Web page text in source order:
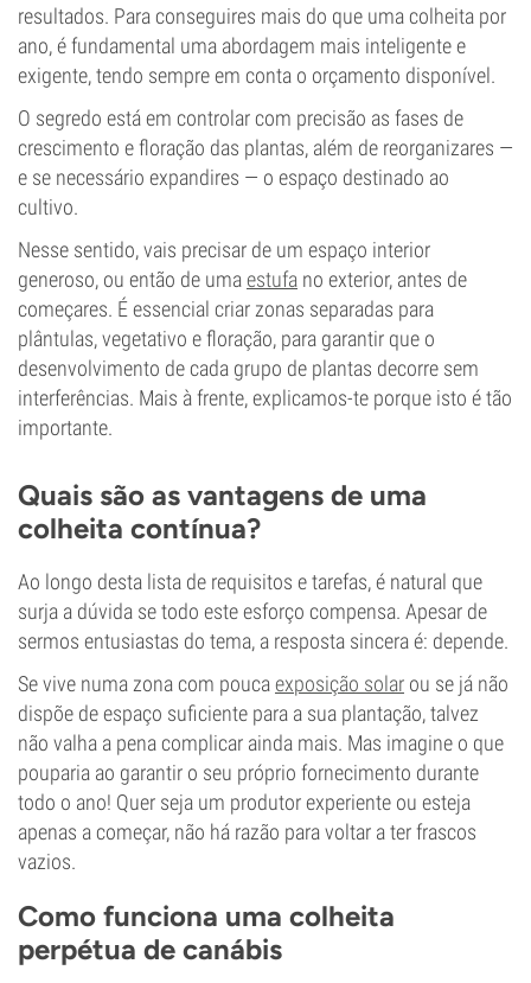
resultados. Para conseguires mais do que uma colheita por
ano, é fundamental uma abordagem mais inteligente e
exigente, tendo sempre em conta o orçamento disponível.
O segredo está em controlar com precisão as fases de
crescimento e floração das plantas, além de reorganizares —
e se necessário expandires — o espaço destinado ao
cultivo.
Nesse sentido, vais precisar de um espaço interior
generoso, ou então de umaestufa no exterior, antes de
começares. É essencial criar zonas separadas para
plântulas, vegetativo e floração, para garantir que o
desenvolvimento de cada grupo de plantas decorre sem
interferências. Mais à frente, explicamos-te porque isto é tão
importante.
Quais são as vantagens de uma
colheita contínua?
Ao longo desta lista de requisitos e tarefas, é natural que
surja a dúvida se todo este esforço compensa. Apesar de
sermos entusiastas do tema, a resposta sincera é: depende.
Se vive numa zona com poucaexposição solar ou se já não
dispõe de espaço suficiente para a sua plantação, talvez
não valha a pena complicar ainda mais. Mas imagine o que
pouparia ao garantir o seu próprio fornecimento durante
todo o ano! Quer seja um produtor experiente ou esteja
apenas a começar, não há razão para voltar a ter frascos
vazios.
Como funciona uma colheita
perpétua de canábis